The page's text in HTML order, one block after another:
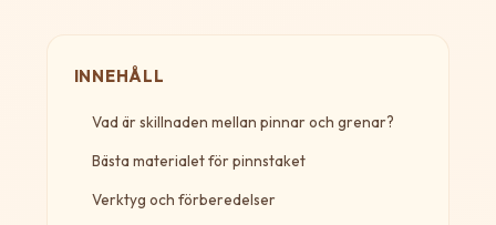
INNEHÅLL
Vad är skillnaden mellan pinnar och grenar?
Bästa materialet för pinnstaket
Verktyg och förberedelser